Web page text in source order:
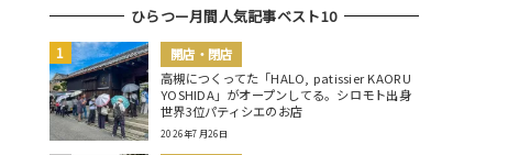
ひらつー月間人気記事ベスト10
開店・閉店
高槻につくってた「HALO, patissier KAORU
YOSHIDA」がオープンしてる。シロモト出身
世界3位パティシエのお店
2026年7月26日